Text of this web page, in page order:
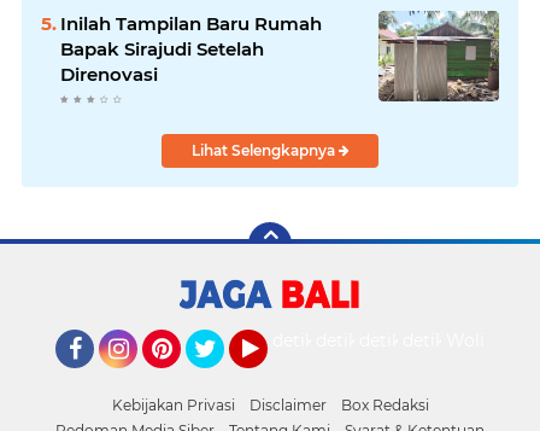
Inilah Tampilan Baru Rumah
Bapak Sirajudi Setelah
Direnovasi
Lihat Selengkapnya
Kebijakan Privasi Disclaimer
Box Redaksi